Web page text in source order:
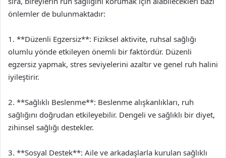
önlemler de bulunmaktadır:
1. **Düzenli Egzersiz**: Fiziksel aktivite, ruhsal sağlığı
olumlu yönde etkileyen önemli bir faktördür. Düzenli
egzersiz yapmak, stres seviyelerini azaltır ve genel ruh halini
iyileştirir.
2. **Sağlıklı Beslenme**: Beslenme alışkanlıkları, ruh
sağlığını doğrudan etkileyebilir. Dengeli ve sağlıklı bir diyet,
zihinsel sağlığı destekler.
3. **Sosyal Destek**: Aile ve arkadaşlarla kurulan sağlıklı